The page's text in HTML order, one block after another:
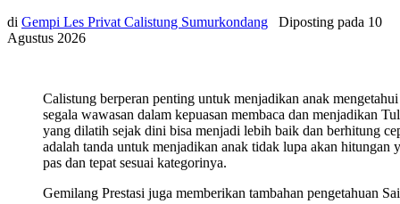
di Gempi Les Privat Calistung Sumurkondang Diposting pada 10
Agustus 2026
Calistung berperan penting untuk menjadikan anak mengetahui
segala wawasan dalam kepuasan membaca dan menjadikan
yang dilatih sejak dini bisa menjadi lebih baik dan berhitung
adalah tanda untuk menjadikan anak tidak lupa akan hitungan
pas dan tepat sesuai kategorinya.
Gemilang Prestasi juga memberikan tambahan pengetahuan